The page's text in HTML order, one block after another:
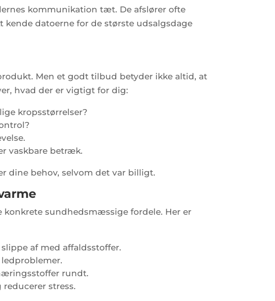
kommunikation tæt. De afslører ofte
kende datoerne for de største udsalgsdage
Men et godt tilbud betyder ikke altid, at
hvad der er vigtigt for dig:
kropsstørrelser?
vaskbare betræk.
dine behov, selvom det var billigt.
sundhedsmæssige fordele. Her er
af med affaldsstoffer.
rundt.
stress.